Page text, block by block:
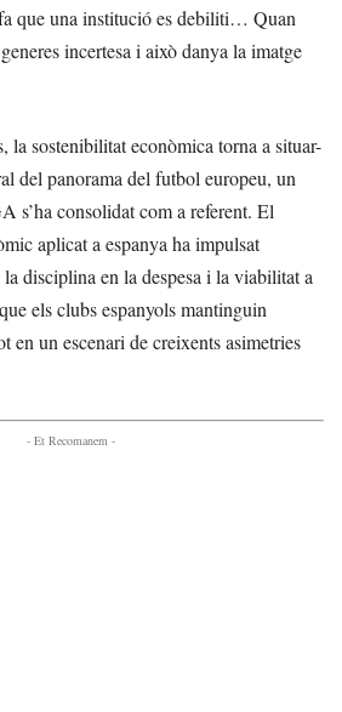
que una institució es debiliti… Quan
incertesa i això danya la imatge
la sostenibilitat econòmica torna a situar-
del panorama del futbol europeu, un
s’ha consolidat com a referent. El
aplicat a espanya ha impulsat
disciplina en la despesa i la viabilitat a
els clubs espanyols mantinguin
en un escenari de creixents asimetries
- Et Recomanem -